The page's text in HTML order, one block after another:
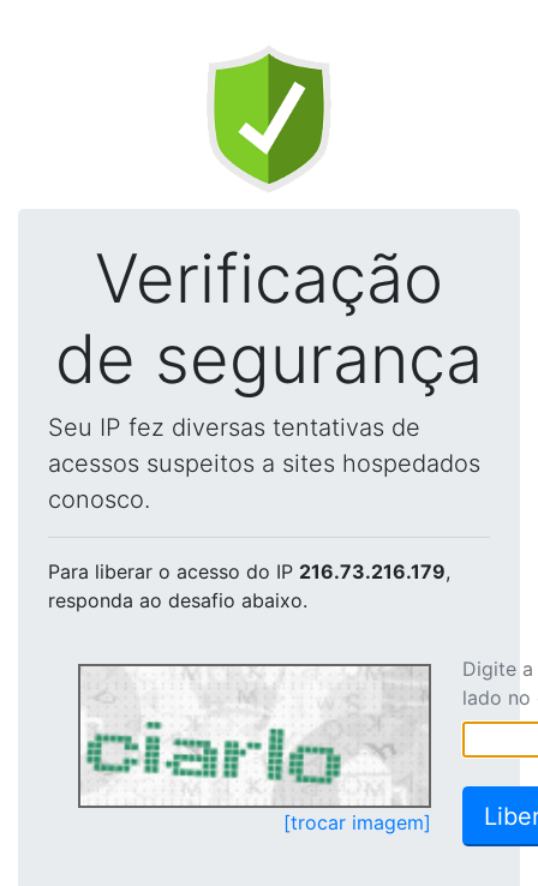
Verificação
de segurança
Seu IP fez diversas tentativas de
acessos suspeitos a sites hospedados
conosco.
Para liberar o acesso do IP 216.73.216.179,
responda ao desafio abaixo.
[trocar imagem]
Digite
lado no